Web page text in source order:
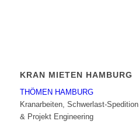
KRAN MIETEN HAMBURG
THÖMEN HAMBURG
Kranarbeiten, Schwerlast-Spedition
& Projekt Engineering